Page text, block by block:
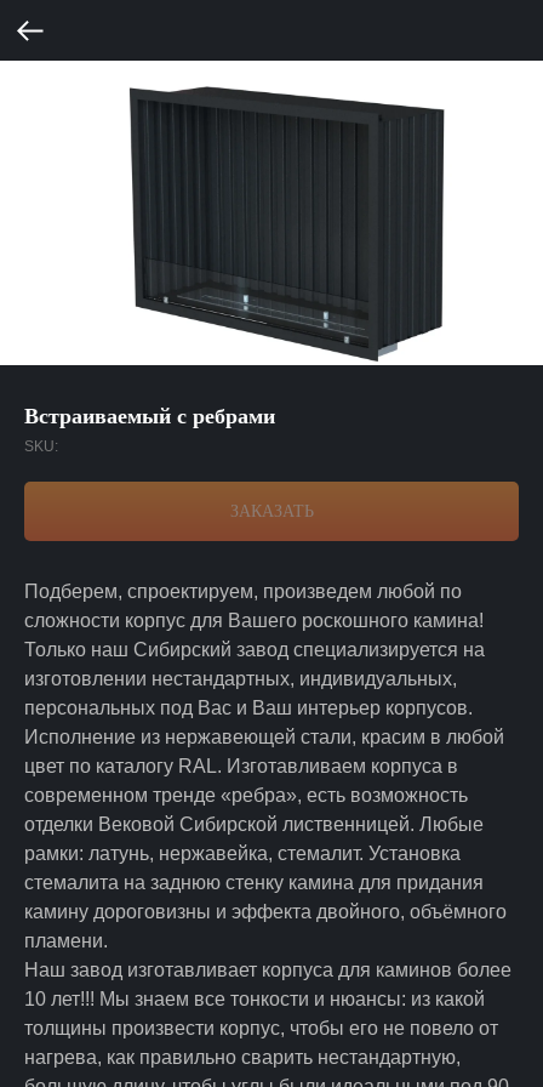
Встраиваемый с ребрами
SKU:
ЗАКАЗАТЬ
Подберем, спроектируем, произведем любой по
сложности корпус для Вашего роскошного камина!
Только наш Сибирский завод специализируется на
изготовлении нестандартных, индивидуальных,
персональных под Вас и Ваш интерьер корпусов.
Исполнение из нержавеющей стали, красим в любой
цвет по каталогу RAL. Изготавливаем корпуса в
современном тренде «ребра», есть возможность
отделки Вековой Сибирской лиственницей. Любые
рамки: латунь, нержавейка, стемалит. Установка
стемалита на заднюю стенку камина для придания
камину дороговизны и эффекта двойного, объёмного
пламени.
Наш завод изготавливает корпуса для каминов более
10 лет!!! Мы знаем все тонкости и нюансы: из какой
толщины произвести корпус, чтобы его не повело от
нагрева, как правильно сварить нестандартную,